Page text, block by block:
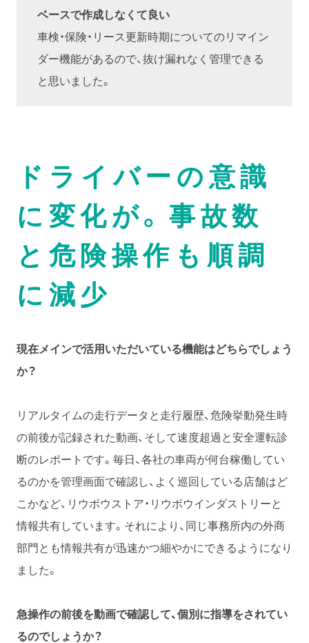
ベースで作成しなくて良い
車検・保険・リース更新時期についてのリマイン
ダー機能があるので、抜け漏れなく管理できる
と思いました。
ドライバーの意識
に変化が。事故数
と危険操作も順調
に減少
現在メインで活用いただいている機能はどちらでしょう
か？
リアルタイムの走行データと走行履歴、危険挙動発生時
の前後が記録された動画、そして速度超過と安全運転診
断のレポートです。毎日、各社の車両が何台稼働してい
るのかを管理画面で確認し、よく巡回している店舗はど
こかなど、リウボウストア・リウボウインダストリーと
情報共有しています。それにより、同じ事務所内の外商
部門とも情報共有が迅速かつ細やかにできるようになり
ました。
急操作の前後を動画で確認して、個別に指導をされてい
るのでしょうか？